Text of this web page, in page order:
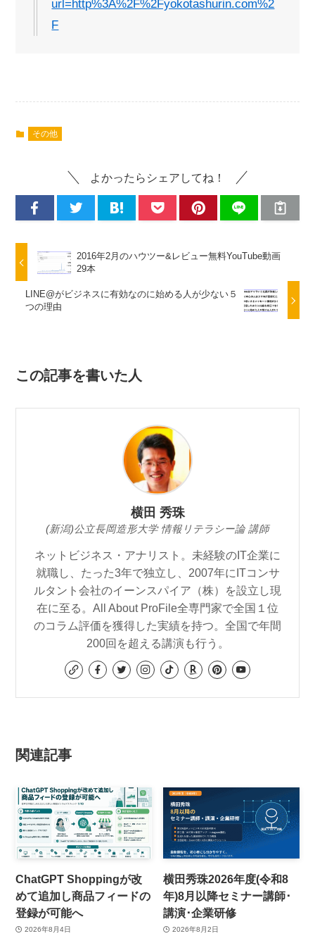
url=http%3A%2F%2Fyokotashurin.com%2
F
その他
よかったらシェアしてね！
2016年2月のハウツー&レビュー無料YouTube動画
29本
LINE@がビジネスに有効なのに始める人が少ない５
つの理由
この記事を書いた人
横田 秀珠
(新潟)公立長岡造形大学 情報リテラシー論 講師
ネットビジネス・アナリスト。未経験のIT企業に
就職し、たった3年で独立し、2007年にITコンサ
ルタント会社のイーンスパイア（株）を設立し現
在に至る。All About ProFile全専門家で全国１位
のコラム評価を獲得した実績を持つ。全国で年間
200回を超える講演も行う。
関連記事
ChatGPT Shoppingが改
めて追加し商品フィードの
登録が可能へ
2026年8月4日
横田秀珠2026年度(令和8
年)8月以降セミナー講師･
講演･企業研修
2026年8月2日